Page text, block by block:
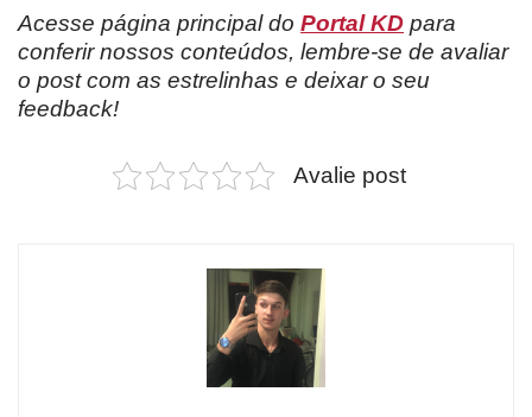
Acesse página principal do Portal KD para
conferir nossos conteúdos, lembre-se de avaliar
o post com as estrelinhas e deixar o seu
feedback!
Avalie post